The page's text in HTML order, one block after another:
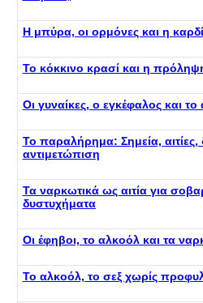
Η μπύρα, οι ορμόνες και η
Το κόκκινο κρασί και η
Οι γυναίκες, ο εγκέφαλος και
Το παραλήρημα: Σημεία, αιτίες,
αντιμετώπιση
Τα ναρκωτικά ως αιτία για
δυστυχήματα
Οι έφηβοι, το αλκοόλ και τα
Το αλκοόλ, το σεξ χωρίς